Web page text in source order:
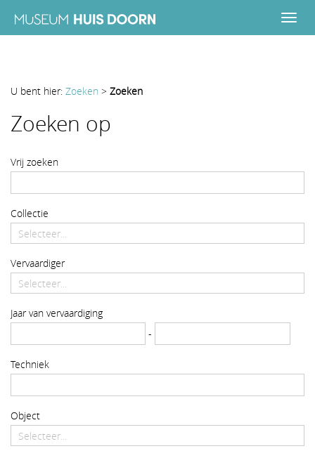
U bent hier: Zoeken > Zoeken
Zoeken
Zoeken op
Vrij zoeken
Collectie
Vervaardiger
Jaar van vervaardigingstartdatum
-
Techniek
Object